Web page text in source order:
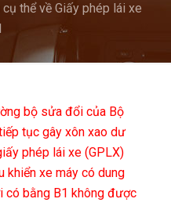
thể về Giấy phép lái xe
bộ sửa đổi của Bộ
tục gây xôn xao dư
phép lái xe (GPLX)
khiển xe máy có dung
có bằng B1 không được